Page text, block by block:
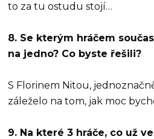
to za tu ostudu stojí…
8. Se kterým hráčem
na jedno? Co byste řešili?
S Florinem Nitou,
záleželo na tom, jak moc
9. Na které 3 hráče, co už